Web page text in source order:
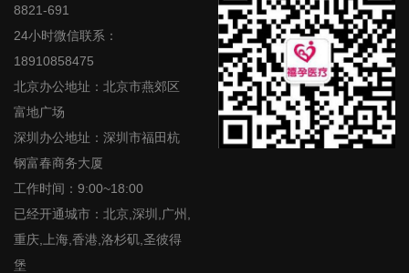
8821-691
24小时微信联系：
18910858475
北京办公地址：北京市燕郊区
富地广场
深圳办公地址：深圳市福田杭
钢富春商务大厦
工作时间：9:00~18:00
已经开通城市：北京,深圳,广州,
重庆,上海,香港,洛杉矶,圣彼得
堡